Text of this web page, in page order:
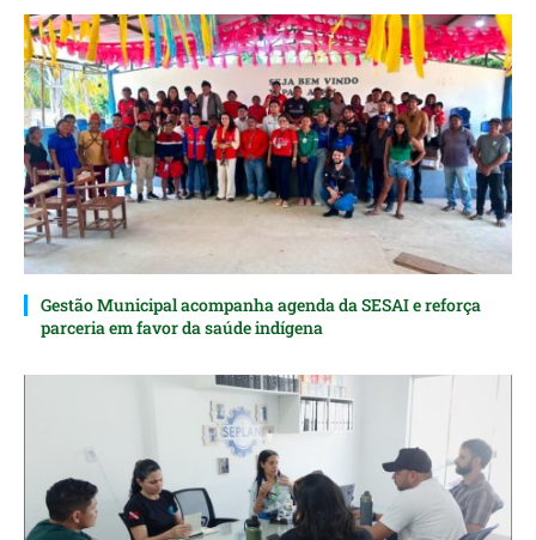
Gestão Municipal acompanha agenda da SESAI e reforça
parceria em favor da saúde indígena